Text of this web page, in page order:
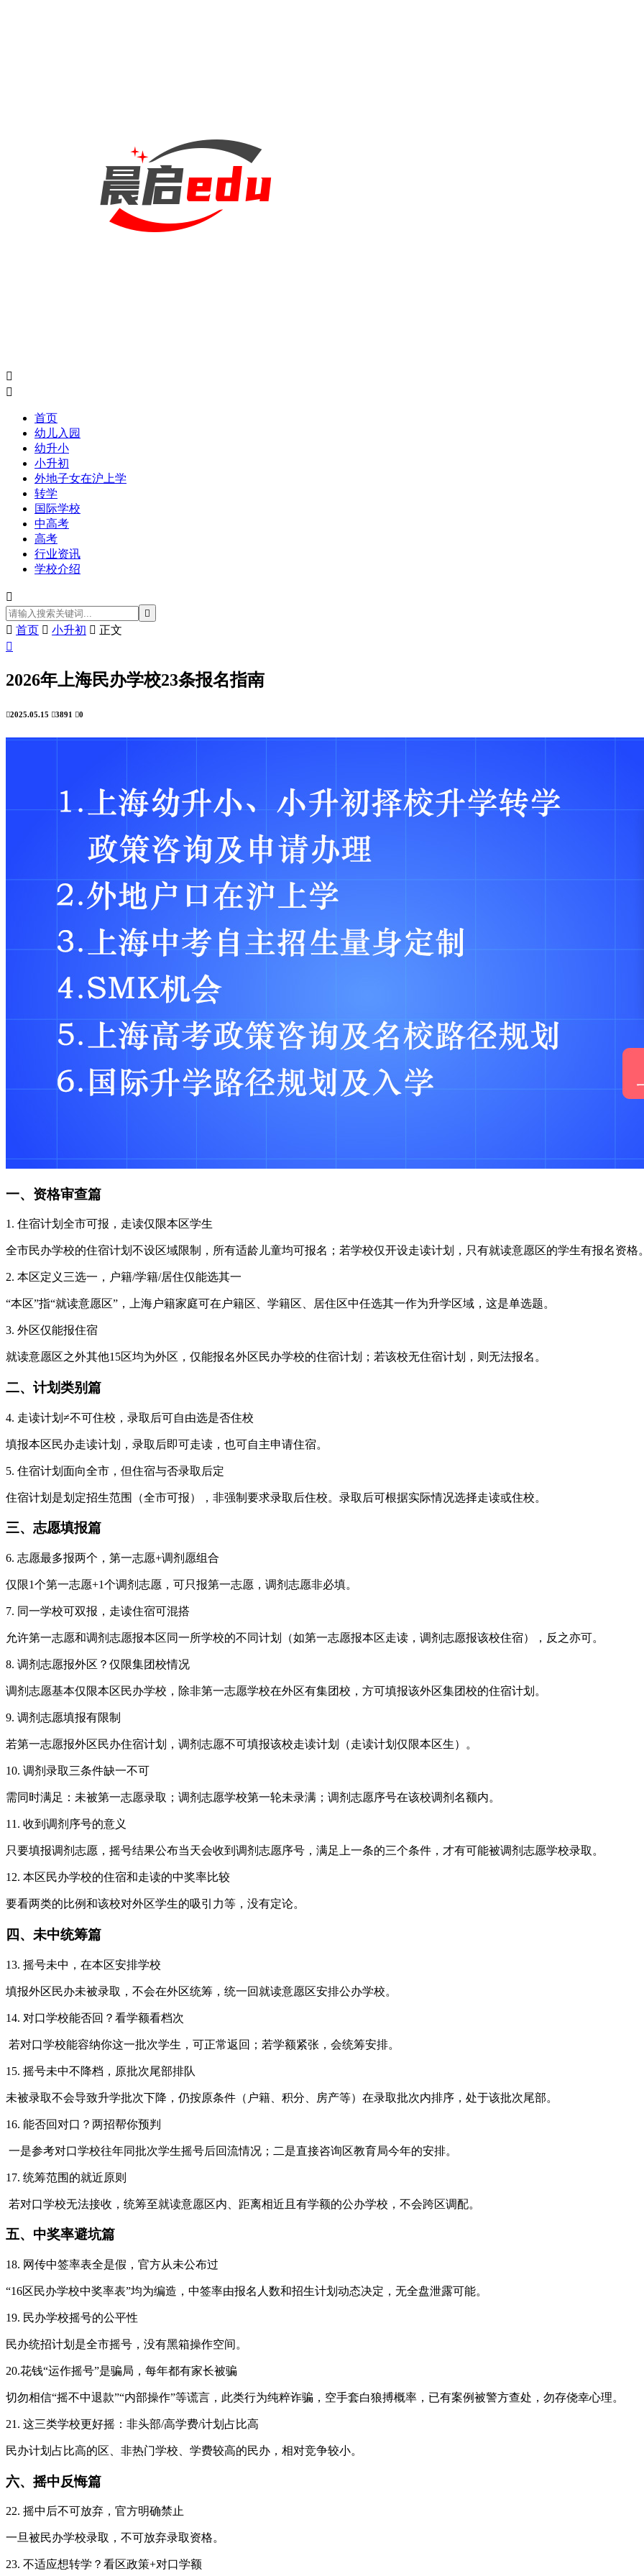


首页
幼儿入园
幼升小
小升初
外地子女在沪上学
转学
国际学校
中高考
高考
行业资讯
学校介绍


 首页  小升初  正文

2026年上海民办学校23条报名指南
2025.05.15 3891 0
一、资格审查篇
1. 住宿计划全市可报，走读仅限本区学生
全市民办学校的住宿计划不设区域限制，所有适龄儿童均可报名；若学校仅开设走读计划，只有就读意愿区的学生有报名资格
2. 本区定义三选一，户籍/学籍/居住仅能选其一
“本区”指“就读意愿区”，上海户籍家庭可在户籍区、学籍区、居住区中任选其一作为升学区域，这是单选题。
3. 外区仅能报住宿
就读意愿区之外其他15区均为外区，仅能报名外区民办学校的住宿计划；若该校无住宿计划，则无法报名。
二、计划类别篇
4. 走读计划≠不可住校，录取后可自由选是否住校
填报本区民办走读计划，录取后即可走读，也可自主申请住宿。
5. 住宿计划面向全市，但住宿与否录取后定
住宿计划是划定招生范围（全市可报），非强制要求录取后住校。录取后可根据实际情况选择走读或住校。
三、志愿填报篇
6. 志愿最多报两个，第一志愿+调剂愿组合
仅限1个第一志愿+1个调剂志愿，可只报第一志愿，调剂志愿非必填。
7. 同一学校可双报，走读住宿可混搭
允许第一志愿和调剂志愿报本区同一所学校的不同计划（如第一志愿报本区走读，调剂志愿报该校住宿），反之亦可。
8. 调剂志愿报外区？仅限集团校情况
调剂志愿基本仅限本区民办学校，除非第一志愿学校在外区有集团校，方可填报该外区集团校的住宿计划。
9. 调剂志愿填报有限制
若第一志愿报外区民办住宿计划，调剂志愿不可填报该校走读计划（走读计划仅限本区生）。
10. 调剂录取三条件缺一不可
需同时满足：未被第一志愿录取；调剂志愿学校第一轮未录满；调剂志愿序号在该校调剂名额内。
11. 收到调剂序号的意义
只要填报调剂志愿，摇号结果公布当天会收到调剂志愿序号，满足上一条的三个条件，才有可能被调剂志愿学校录取。
12. 本区民办学校的住宿和走读的中奖率比较
要看两类的比例和该校对外区学生的吸引力等，没有定论。
四、未中统筹篇
13. 摇号未中，在本区安排学校
填报外区民办未被录取，不会在外区统筹，统一回就读意愿区安排公办学校。
14. 对口学校能否回？看学额看档次
若对口学校能容纳你这一批次学生，可正常返回；若学额紧张，会统筹安排。
15. 摇号未中不降档，原批次尾部排队
未被录取不会导致升学批次下降，仍按原条件（户籍、积分、房产等）在录取批次内排序，处于该批次尾部。
16. 能否回对口？两招帮你预判
一是参考对口学校往年同批次学生摇号后回流情况；二是直接咨询区教育局今年的安排。
17. 统筹范围的就近原则
若对口学校无法接收，统筹至就读意愿区内、距离相近且有学额的公办学校，不会跨区调配。
五、中奖率避坑篇
18. 网传中签率表全是假，官方从未公布过
“16区民办学校中奖率表”均为编造，中签率由报名人数和招生计划动态决定，无全盘泄露可能。
19. 民办学校摇号的公平性
民办统招计划是全市摇号，没有黑箱操作空间。
20.花钱“运作摇号”是骗局，每年都有家长被骗
切勿相信“摇不中退款”“内部操作”等谎言，此类行为纯粹诈骗，空手套白狼搏概率，已有案例被警方查处，勿存侥幸心理。
21. 这三类学校更好摇：非头部/高学费/计划占比高
民办计划占比高的区、非热门学校、学费较高的民办，相对竞争较小。
六、摇中反悔篇
22. 摇中后不可放弃，官方明确禁止
一旦被民办学校录取，不可放弃录取资格。
23. 不适应想转学？看区政策+对口学额